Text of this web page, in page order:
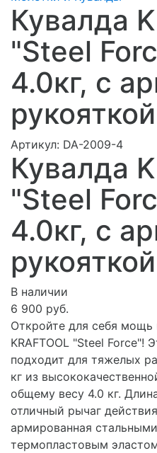
Кувалда
"Steel
4.0кг, c
Артикул: DA-2009-4
Кувалда
"Steel
4.0кг, c
В наличии
6 900 руб.
Откройте для себя мощь
KRAFTOOL "Steel Force"!
подходит для тяжелых
кг из
общему весу 4.0 кг.
отличный рычаг
армированная
термопластовым